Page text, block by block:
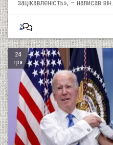
зацікавленість», – написав він.
2
24
тра